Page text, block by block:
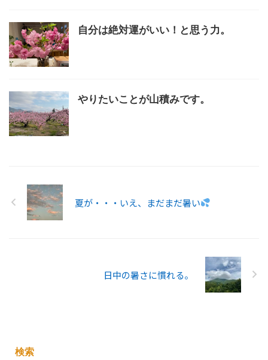
自分は絶対運がいい！と思う力。
やりたいことが山積みです。
夏が・・・いえ、まだまだ暑い
日中の暑さに慣れる。
検索